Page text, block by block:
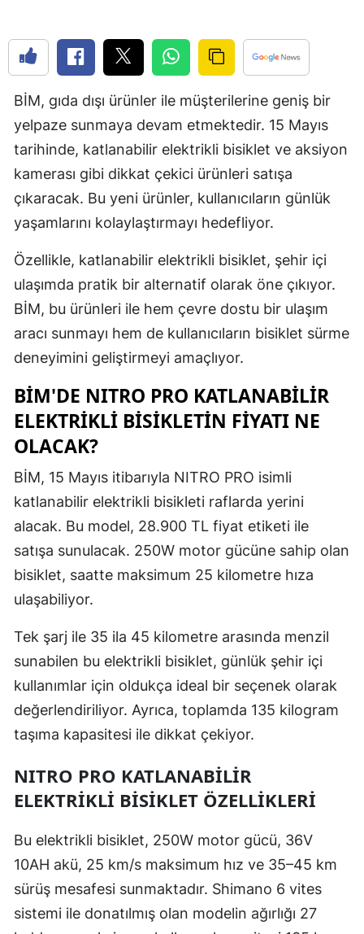
Denizli
Diyarbakır
Edirne
Elazığ
Gaziantep
Giresun
Gümüşhane
Hatay
İstanbul
İzmir
Kars
Kayseri
Kırklareli
Kırşehir
Kütahya
Malatya
BİM, gıda dışı ürünler ile müşterilerine geniş bir
yelpaze sunmaya devam etmektedir. 15 Mayıs
tarihinde, katlanabilir elektrikli bisiklet ve aksiyon
kamerası gibi dikkat çekici ürünleri satışa
çıkaracak. Bu yeni ürünler, kullanıcıların günlük
yaşamlarını kolaylaştırmayı hedefliyor.
Özellikle, katlanabilir elektrikli bisiklet, şehir içi
ulaşımda pratik bir alternatif olarak öne çıkıyor.
BİM, bu ürünleri ile hem çevre dostu bir ulaşım
aracı sunmayı hem de kullanıcıların bisiklet sürme
deneyimini geliştirmeyi amaçlıyor.
BİM'DE NITRO PRO KATLANABILIR
ELEKTRIKLI BISIKLETIN FIYATI NE
OLACAK?
BİM, 15 Mayıs itibarıyla NITRO PRO isimli
katlanabilir elektrikli bisikleti raflarda yerini
alacak. Bu model, 28.900 TL fiyat etiketi ile
satışa sunulacak. 250W motor gücüne sahip olan
bisiklet, saatte maksimum 25 kilometre hıza
ulaşabiliyor.
Tek şarj ile 35 ila 45 kilometre arasında menzil
sunabilen bu elektrikli bisiklet, günlük şehir içi
kullanımlar için oldukça ideal bir seçenek olarak
değerlendiriliyor. Ayrıca, toplamda 135 kilogram
taşıma kapasitesi ile dikkat çekiyor.
NITRO PRO KATLANABILIR
ELEKTRIKLI BISIKLET ÖZELLIKLERI
Bu elektrikli bisiklet, 250W motor gücü, 36V
10AH akü, 25 km/s maksimum hız ve 35–45 km
sürüş mesafesi sunmaktadır. Shimano 6 vites
sistemi ile donatılmış olan modelin ağırlığı 27